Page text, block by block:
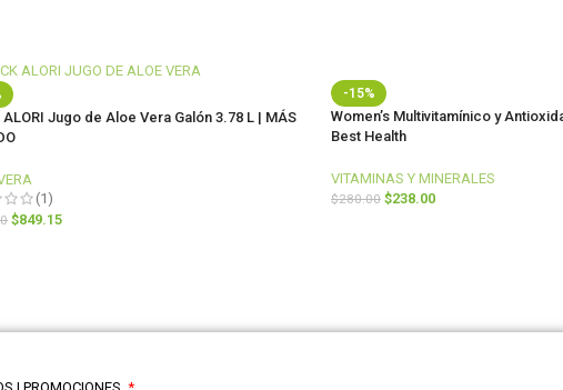
Jugo de Aloe Vera Galón 3.78 L | MÁS
(1)
$849.15
-15%
Women’s Multivitamínico y
Best Health
VITAMINAS Y MINERALES
$280.00 $238.00